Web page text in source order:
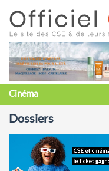
Cinéma
Dossiers